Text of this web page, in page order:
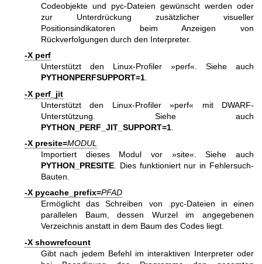
Codeobjekte und pyc-Dateien gewünscht werden oder
zur Unterdrückung zusätzlicher visueller
Positionsindikatoren beim Anzeigen von
Rückverfolgungen durch den Interpreter.
-X perf
Unterstützt den Linux-Profiler »perf«. Siehe auch
PYTHONPERFSUPPORT=1
-X perf_jit
Unterstützt den Linux-Profiler »perf« mit DWARF-
Unterstützung. Siehe auch
PYTHON_PERF_JIT_SUPPORT=1
-X presite=MODUL
Importiert dieses Modul vor »site«. Siehe auch
PYTHON_PRESITE . Dies funktioniert nur in Fehlersuch-
Bauten.
-X pycache_prefix=PFAD
Ermöglicht das Schreiben von .pyc-Dateien in einen
parallelen Baum, dessen Wurzel im angegebenen
Verzeichnis anstatt in dem Baum des Codes liegt.
-X showrefcount
Gibt nach jedem Befehl im interaktiven Interpreter oder